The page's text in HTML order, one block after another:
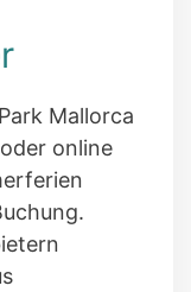
Mallorca
online